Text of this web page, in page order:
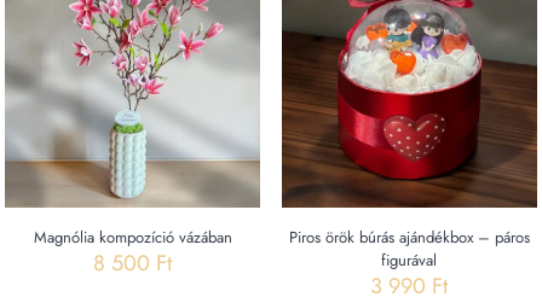
Magnólia kompozíció vázában
8 500 Ft
Piros örök búrás ajándékbox – páros
figurával
3 990 Ft